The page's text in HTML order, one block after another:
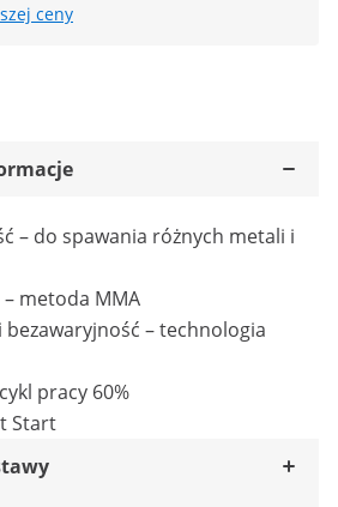
ceny
– do spawania różnych metali i
metoda MMA
bezawaryjność – technologia
pracy 60%
Start